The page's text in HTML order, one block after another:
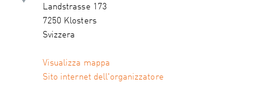
Landstrasse 173
7250 Klosters
Svizzera
Visualizza mappa
Sito internet dell'organizzatore